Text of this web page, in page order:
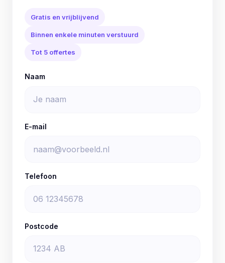
Gratis en vrijblijvend
Binnen enkele minuten verstuurd
Tot 5 offertes
Naam
E-mail
Telefoon
Postcode